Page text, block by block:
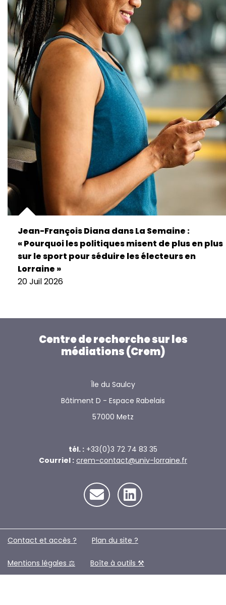
Jean-François Diana dans La Semaine :
« Pourquoi les politiques misent de plus en plus
sur le sport pour séduire les électeurs en
Lorraine »
20 Juil 2026
Centre de recherche sur les
médiations (Crem)
Île du Saulcy
Bâtiment D - Espace Rabelais
57000 Metz
tél. : +33(0)3 72 74 83 35
Courriel : crem-contact@univ-lorraine.fr
Contact et accès ? Plan du site ?️
Mentions légales ⚖️ Boîte à outils ⚒️